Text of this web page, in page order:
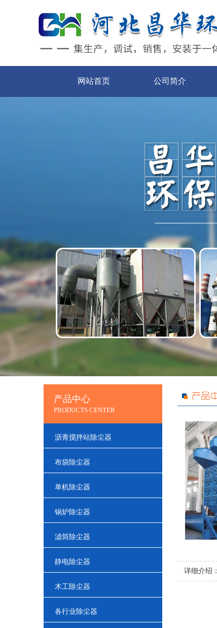
网站首页 公司简介
产品中心
PRODUCTS CENTER
沥青搅拌站除尘器
布袋除尘器
单机除尘器
锅炉除尘器
滤筒除尘器
静电除尘器
木工除尘器
各行业除尘器
详细介绍：